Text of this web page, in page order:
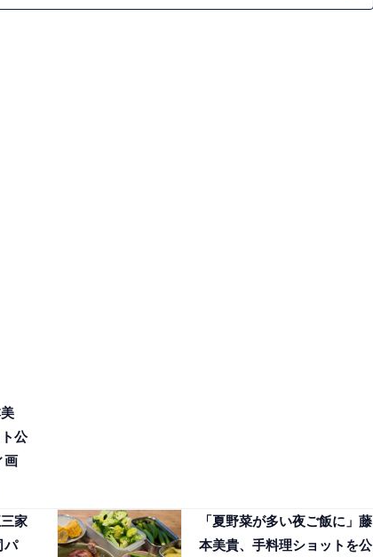
公
画
家
パ
「夏野菜が多い夜ご飯に」藤
本美貴、手料理ショットを公